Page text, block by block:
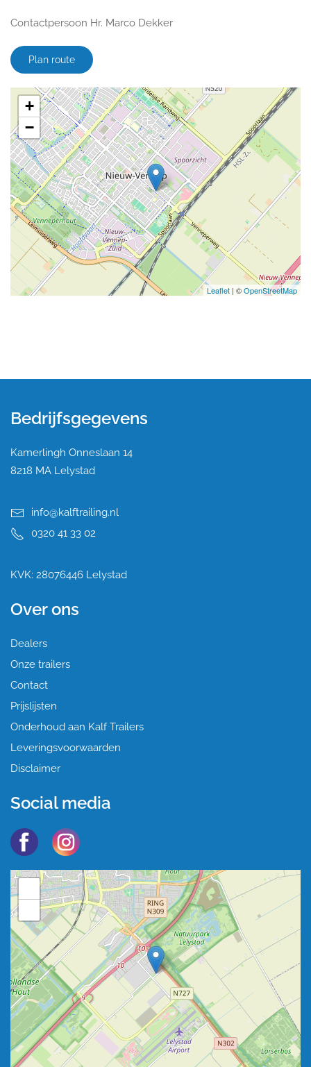
Contactpersoon Hr. Marco Dekker
Plan route
+
−
Leaflet | ©OpenStreetMap
Bedrijfsgegevens
Kamerlingh Onneslaan 14
8218 MA Lelystad
info@kalftrailing.nl
0320 41 33 02
KVK: 28076446 Lelystad
Over ons
Dealers
Onze trailers
Contact
Prijslijsten
Onderhoud aan Kalf Trailers
Leveringsvoorwaarden
Disclaimer
Social media